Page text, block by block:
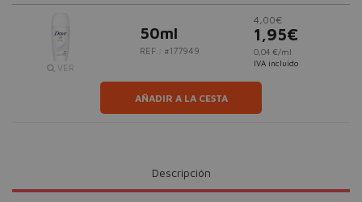
VER
50ml
REF.: #177949
4,00€
1,95€
0,04 €/ml
IVA incluido
AÑADIR A LA CESTA
Descripción